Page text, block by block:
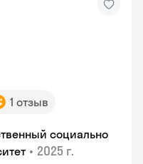
1 отзыв
социально
• 2025 г.